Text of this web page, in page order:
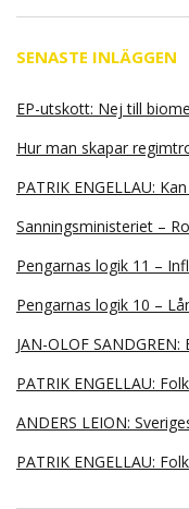
SENASTE INLÄGGEN
EP-utskott: Nej till
Hur man skapar
PATRIK ENGELLAU:
Sanningsministeriet –
Pengarnas logik 11 –
Pengarnas logik 10 –
JAN-OLOF
PATRIK ENGELLAU:
ANDERS LEION:
PATRIK ENGELLAU: